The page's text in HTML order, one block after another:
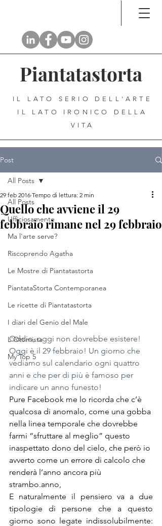
Piantatastorta
IL LATO SERIO DELL'ARTE
IL LATO IRONICO DELLA
VITA
Post
All Posts
Ufficiosamente
Ma l'arte serve?
Riscoprendo Agatha
Le Mostre di Piantatastorta
PiantataStorta Contemporanea
Le ricette di Piantatastorta
I diari del Genio del Male
L'Ottimista
My Top 5
All Posts
Quello che avviene il 29
febbraio rimane nel 29 febbraio
29 feb 2016 Tempo di lettura: 2 min
Oddio, oggi non dovrebbe esistere!
Oggi è il 29 febbraio! Un giorno che
vediamo sul calendario ogni quattro
anni e che per di più è famoso per
indicare un anno funesto!
Pure Facebook me lo ricorda che c’è
qualcosa di anomalo, come una gobba
nella linea temporale che dovrebbe
farmi “sfruttare al meglio” questo
inaspettato dono del cielo, che però io
avverto come un errore di calcolo che
renderà l’anno ancora più
strambo.anno,
E naturalmente il pensiero va a due
tipologie di persone che a questo
giorno sono legate indissolubilmente: